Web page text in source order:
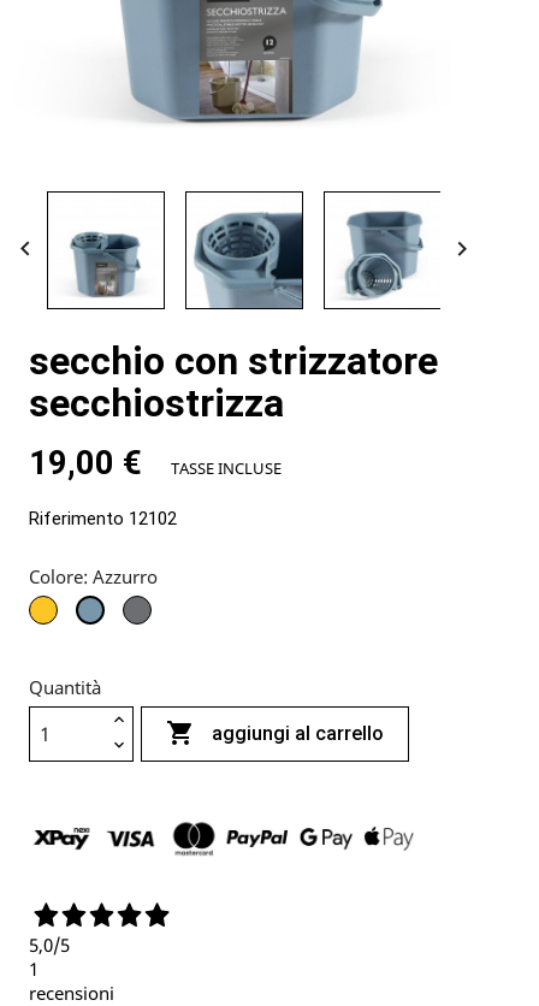
 
secchio con strizzatore
secchiostrizza
19,00 € TASSE INCLUSE
Riferimento 12102
Colore: Azzurro
GialloAzzurroGrigio
Quantità
 aggiungi al carrello
5,0/5
1
recensioni